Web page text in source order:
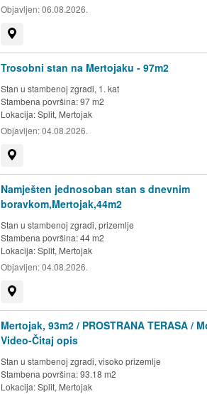
Objavljen:06.08.2026.
Trosobni stan na Mertojaku - 97m2
Stan u stambenoj zgradi, 1. kat
Stambena površina: 97 m2
Lokacija:Split, Mertojak
Objavljen:04.08.2026.
Namješten jednosoban stan s dnevnim
boravkom,Mertojak,44m2
Stan u stambenoj zgradi, prizemlje
Stambena površina: 44 m2
Lokacija:Split, Mertojak
Objavljen:04.08.2026.
Mertojak, 93m2 / PROSTRANA TERASA /
Video-Čitaj opis
Stan u stambenoj zgradi, visoko prizemlje
Stambena površina: 93.18 m2
Lokacija:Split, Mertojak